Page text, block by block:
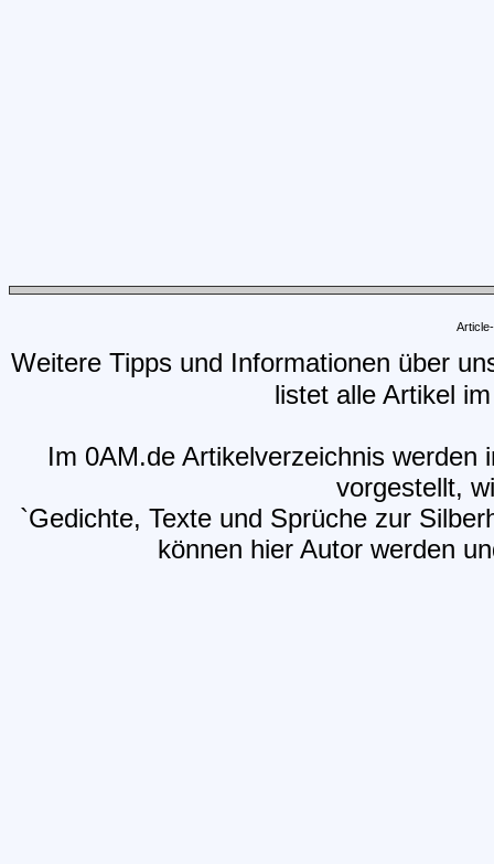
Weitere Tipps und Informationen über
listet alle Artikel
Im 0AM.de Artikelverzeichnis
vorgestellt,
`Gedichte, Texte und Sprüche zur
können hier Autor werden